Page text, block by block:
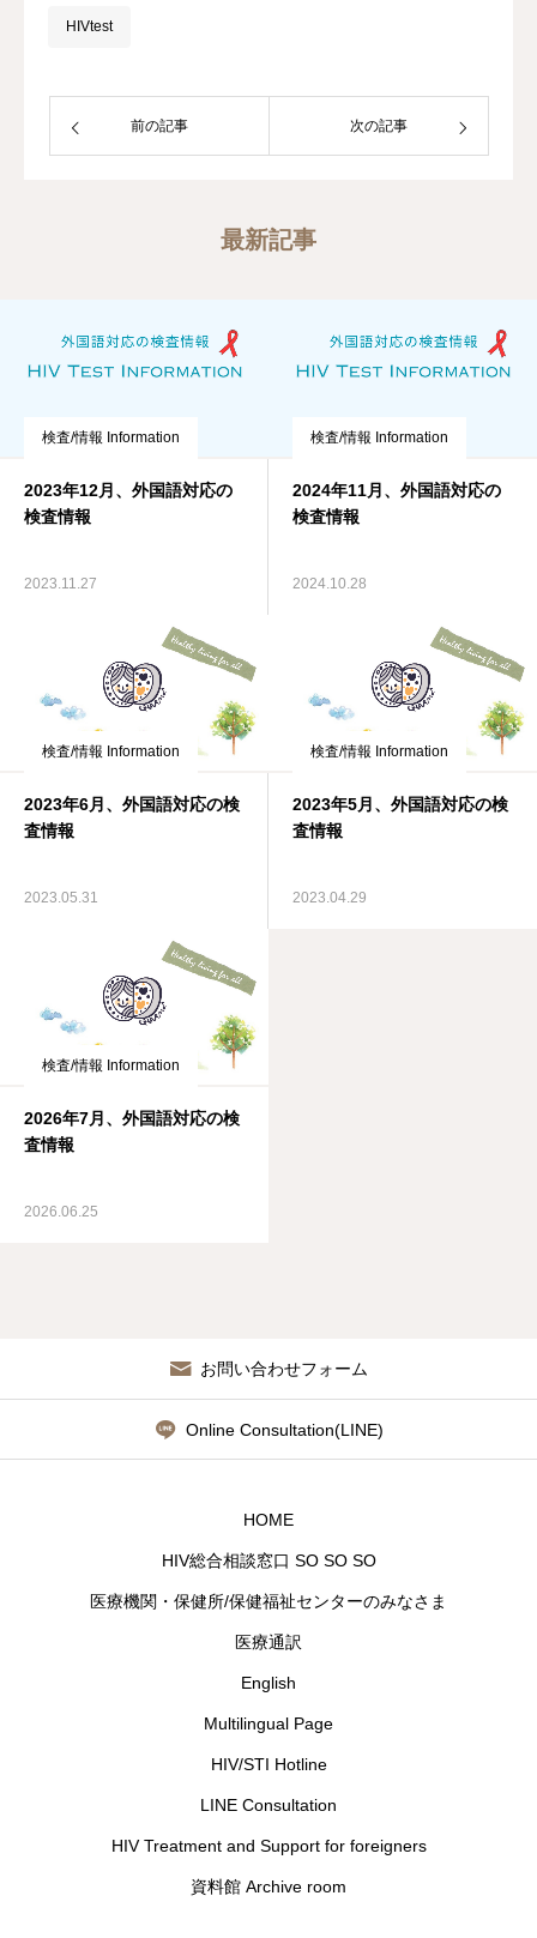
HIVtest
前の記事 次の記事
最新記事
検査/情報 Information
2023年12月、外国語対応の
検査情報
2023.11.27
検査/情報 Information
2024年11月、外国語対応の
検査情報
2024.10.28
検査/情報 Information
2023年6月、外国語対応の検
査情報
2023.05.31
検査/情報 Information
2023年5月、外国語対応の検
査情報
2023.04.29
検査/情報 Information
2026年7月、外国語対応の検
査情報
2026.06.25
お問い合わせフォーム
Online Consultation(LINE)
HOME
HIV総合相談窓口 SO SO SO
医療機関・保健所/保健福祉センターのみなさま
医療通訳
English
Multilingual Page
HIV/STI Hotline
LINE Consultation
HIV Treatment and Support for foreigners
資料館 Archive room